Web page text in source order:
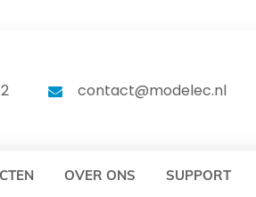
contact@modelec.nl
OVER ONS SUPPORT